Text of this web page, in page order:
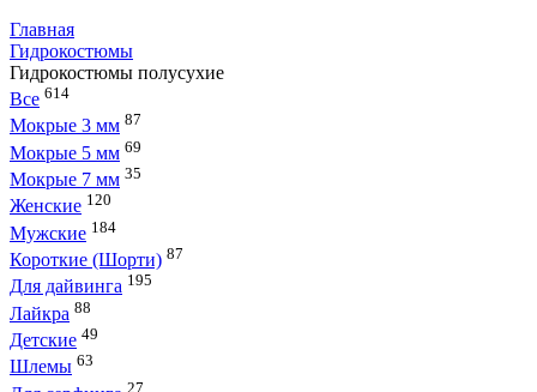
Главная
Гидрокостюмы
Гидрокостюмы полусухие
Все 614
Мокрые 3 мм 87
Мокрые 5 мм 69
Мокрые 7 мм 35
Женские 120
Мужские 184
Короткие (Шорти) 87
Для дайвинга 195
Лайкра 88
Детские 49
Шлемы 63
27